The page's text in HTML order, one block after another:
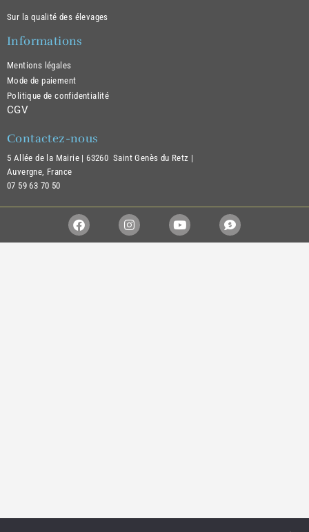
Sur la qualité des élevages
Informations
Mentions légales
Mode de paiement
Politique de confidentialité
CGV
Contactez-nous
5 Allée de la Mairie |63260 Saint Genès du Retz |
Auvergne, France
07 59 63 70 50